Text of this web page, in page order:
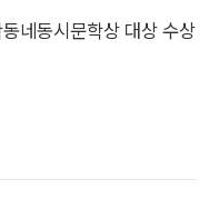
네동시문학상 대상 수상